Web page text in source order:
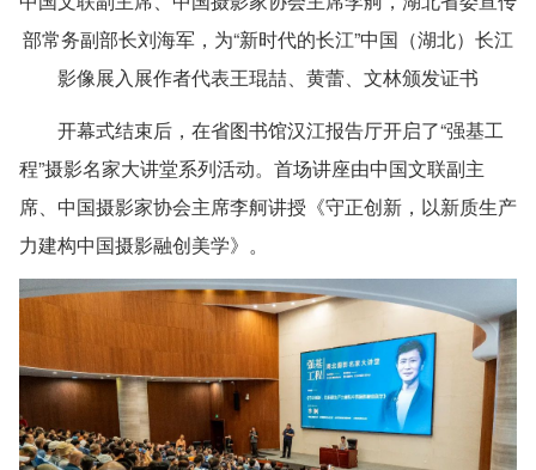
部常务副部长刘海军，为“新时代的长江”中国（湖北）长江
影像展入展作者代表王琨喆、黄蕾、文林颁发证书
开幕式结束后，在省图书馆汉江报告厅开启了“强基工
程”摄影名家大讲堂系列活动。首场讲座由中国文联副主
席、中国摄影家协会主席李舸讲授《守正创新，以新质生产
力建构中国摄影融创美学》。